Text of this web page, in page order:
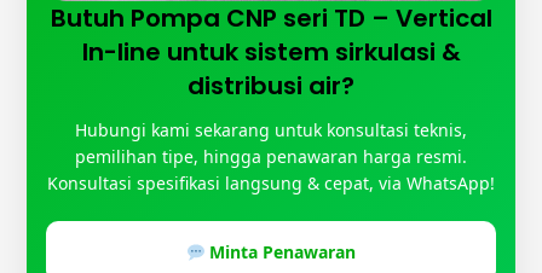
Butuh Pompa CNP seri TD – Vertical
In-line untuk sistem sirkulasi &
distribusi air?
Hubungi kami sekarang untuk konsultasi teknis,
pemilihan tipe, hingga penawaran harga resmi.
Konsultasi spesifikasi langsung & cepat, via WhatsApp!
Minta Penawaran